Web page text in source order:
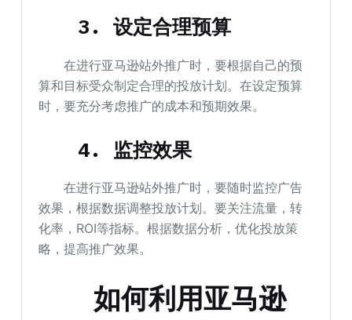
3. 设定合理预算
在进行亚马逊站外推广时，要根据自己的预
算和目标受众制定合理的投放计划。在设定预算
时，要充分考虑推广的成本和预期效果。
4. 监控效果
在进行亚马逊站外推广时，要随时监控广告
效果，根据数据调整投放计划。要关注流量，转
化率，ROI等指标。根据数据分析，优化投放策
略，提高推广效果。
如何利用亚马逊